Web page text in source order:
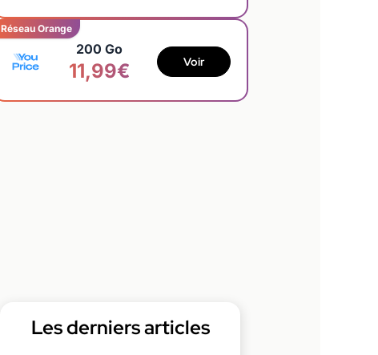
Réseau Orange
200 Go
11,99€ Voir
Les derniers articles